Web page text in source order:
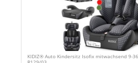
KIDIZ® Auto Kindersitz Isofix mitwachsend 9-